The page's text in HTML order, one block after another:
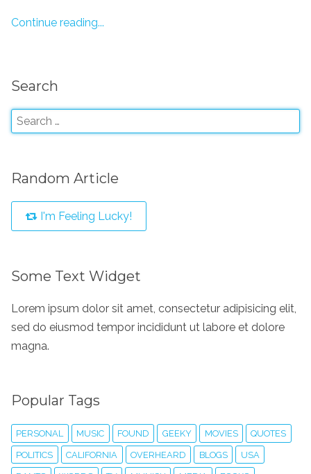
Continue reading...
Search
Random Article
I'm Feeling Lucky!
Some Text Widget
Lorem ipsum dolor sit amet, consectetur adipisicing elit,
sed do eiusmod tempor incididunt ut labore et dolore
magna.
Popular Tags
PERSONAL MUSIC FOUND GEEKY MOVIES QUOTES
POLITICS CALIFORNIA OVERHEARD BLOGS USA